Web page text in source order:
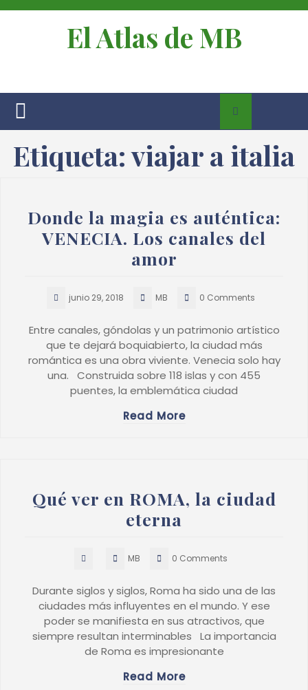
El Atlas de MB
Etiqueta:viajar a italia
Donde la magia es auténtica:
VENECIA. Los canales del
amor
junio 29, 2018 MB 0 Comments
Entre canales, góndolas y un patrimonio artístico
que te dejará boquiabierto, la ciudad más
romántica es una obra viviente. Venecia solo hay
una. Construida sobre 118 islas y con 455
puentes, la emblemática ciudad
Read More
Qué ver en ROMA, la ciudad
eterna
MB 0 Comments
Durante siglos y siglos, Roma ha sido una de las
ciudades más influyentes en el mundo. Y ese
poder se manifiesta en sus atractivos, que
siempre resultan interminables La importancia
de Roma es impresionante
Read More